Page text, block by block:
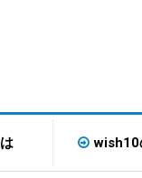
wish10